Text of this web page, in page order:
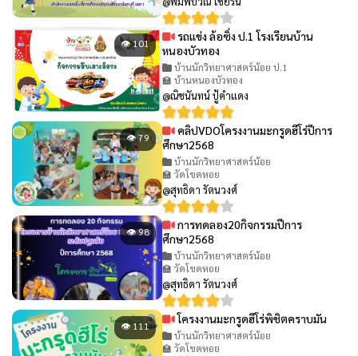
👁 101
รถแข่ง ล้อซิ่ง ป.1 โรงเรียนบ้าน
หนองบัวทอง
บ้านนักวิทยาศาสตร์น้อย ป.1
🏫 บ้านหนองบัวทอง
@ณิชนันทน์ ปู้คำแดง
👁 79
คลิปVDOโครงงานมะกรูดฮีโร่ปีการ
ศึกษา2568
บ้านนักวิทยาศาสตร์น้อย
🏫 วัดโขดหอย
@สุทธิดา รัตนวงศ์
👁 98
การทดลอง20กิจกรรมปีการ
ศึกษา2568
บ้านนักวิทยาศาสตร์น้อย
🏫 วัดโขดหอย
@สุทธิดา รัตนวงศ์
👁 111 โครงงานมะกรูดฮีโร่พิชิตคราบมัน
บ้านนักวิทยาศาสตร์น้อย
🏫 วัดโขดหอย